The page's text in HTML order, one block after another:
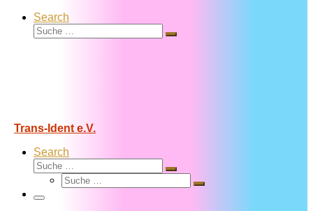
Search
Suche
Suche
Trans-Ident e.V.
Search
Suche
Suche
Suche
Suche
Menü